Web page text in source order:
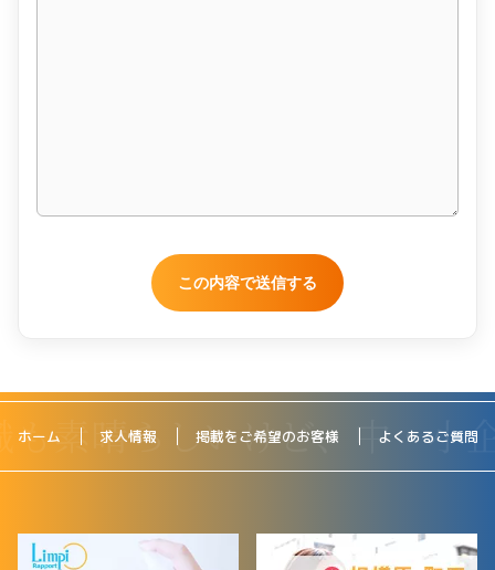
ホーム 求人情報 掲載をご希望のお客様 よくあるご質問